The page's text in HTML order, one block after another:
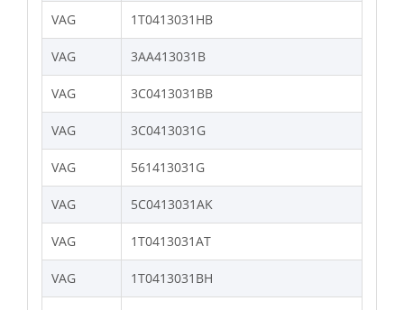
VAG 1T0413031HB
VAG 3AA413031B
VAG 3C0413031BB
VAG 3C0413031G
VAG 561413031G
VAG 5C0413031AK
VAG 1T0413031AT
VAG 1T0413031BH